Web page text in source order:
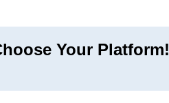
Your Platform!